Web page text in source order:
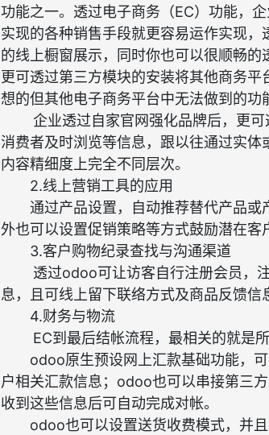
功能之一。透过电子商务（EC）功能，
实现的各种销售手段就更容易运作实现
的线上橱窗展示，同时你也可以很顺畅的
更可透过第三方模块的安装将其他商务
想的但其他电子商务平台中无法做到的功
企业透过自家官网强化品牌后，更
消费者及时浏览等信息，跟以往通过实
内容精细度上完全不同层次。
2.线上营销工具的应用
通过产品设置，自动推荐替代产品
外也可以设置促销策略等方式鼓励潜在客
3.客户购物纪录查找与沟通渠道
透过odoo可让访客自行注册会员，
息，且可线上留下联络方式及商品反馈信
4.财务与物流
EC到最后结帐流程，最相关的就是
odoo原生预设网上汇款基础功能，
户相关汇款信息；odoo也可以串接第三
收到这些信息后可自动完成对帐。
odoo也可以设置送货收费模式，并